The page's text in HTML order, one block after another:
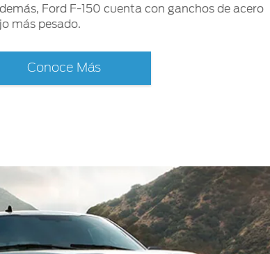
Ford F-150 cuenta con ganchos de acero
más pesado.
Conoce Más